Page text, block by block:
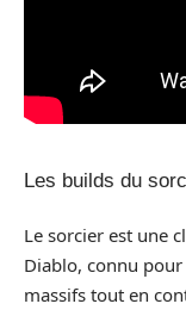
Les builds du
Le sorcier est une
Diablo, connu
massifs tout en